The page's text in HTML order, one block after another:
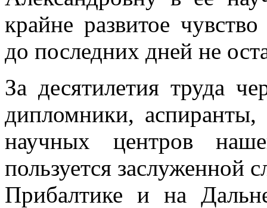
крайне развитое чувство
до последних дней не
За десятилетия труда
дипломники,
научных центров
пользуется заслуженной
Прибалтике и на